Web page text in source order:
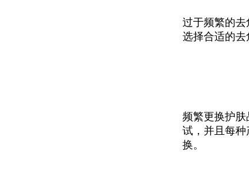
过于频繁的
选择合适的去
频繁更换护
试，并且每
换。